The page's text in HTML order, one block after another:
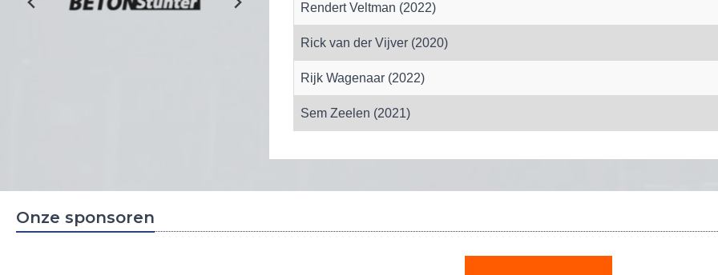
Rendert Veltman (2022)
Rick van der Vijver (2020)
Rijk Wagenaar (2022)
Sem Zeelen (2021)
Onze sponsoren